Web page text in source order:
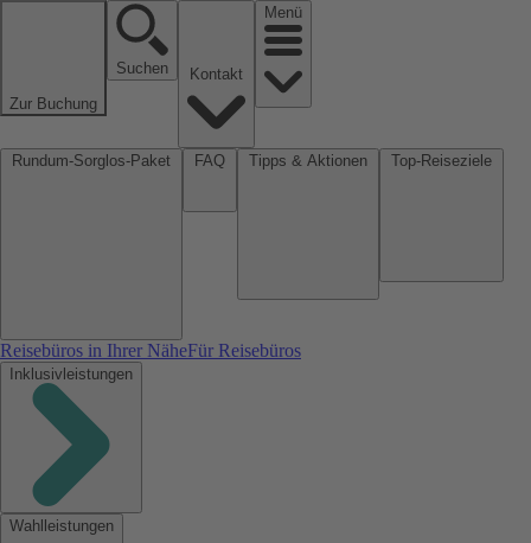
Zur Buchung
Suchen
Menü
Reisebüros in Ihrer NäheFür Reisebüros
Inklusivleistungen
Wahlleistungen